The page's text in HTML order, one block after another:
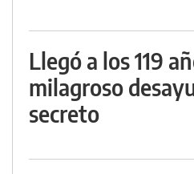
Llegó a los 119
milagroso
secreto